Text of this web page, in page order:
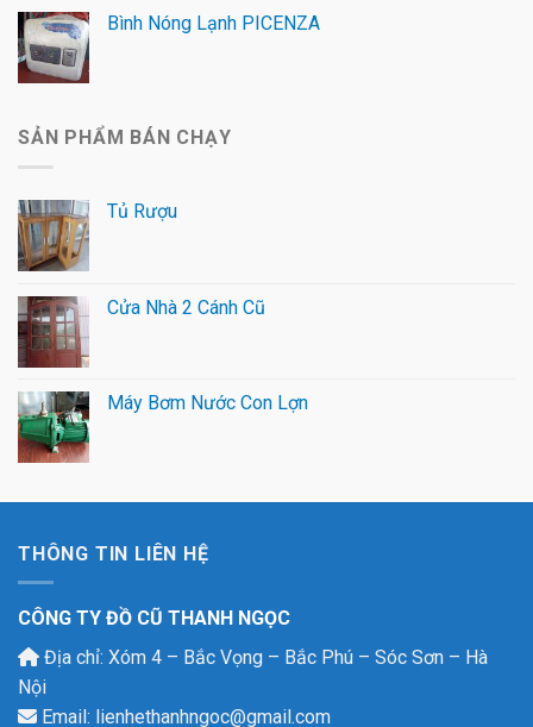
Bình Nóng Lạnh PICENZA
SẢN PHẨM BÁN CHẠY
Tủ Rượu
Cửa Nhà 2 Cánh Cũ
Máy Bơm Nước Con Lợn
THÔNG TIN LIÊN HỆ
CÔNG TY ĐỒ CŨ THANH NGỌC
Địa chỉ: Xóm 4 – Bắc Vọng – Bắc Phú – Sóc Sơn – Hà
Nội
Email: lienhethanhngoc@gmail.com